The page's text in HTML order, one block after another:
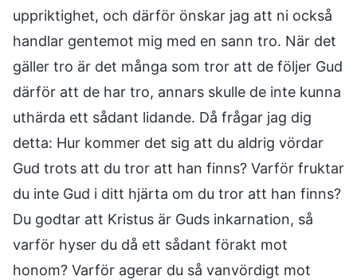
uppriktighet, och därför önskar jag att ni också
handlar gentemot mig med en sann tro. När det
gäller tro är det många som tror att de följer Gud
därför att de har tro, annars skulle de inte kunna
uthärda ett sådant lidande. Då frågar jag dig
detta: Hur kommer det sig att du aldrig vördar
Gud trots att du tror att han finns? Varför fruktar
du inte Gud i ditt hjärta om du tror att han finns?
Du godtar att Kristus är Guds inkarnation, så
varför hyser du då ett sådant förakt mot
honom? Varför agerar du så vanvördigt mot